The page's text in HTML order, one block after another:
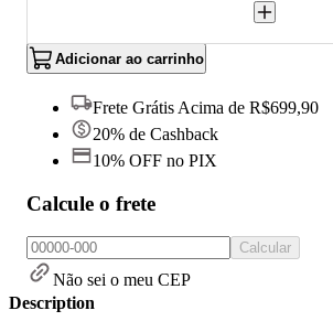
Adicionar ao carrinho
Frete Grátis Acima de R$699,90
20% de Cashback
10% OFF no PIX
Calcule o frete
Calcular
Não sei o meu CEP
Description